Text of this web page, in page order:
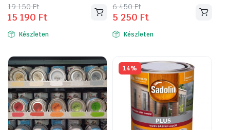
19 150Ft
Original
price
was:
150 Ft.
15 190 Ft
Current
price
is:
190 Ft.
Készleten
6 450Ft
Original
price
was:
5 250 Ft
Current
price
is: Készleten
14%